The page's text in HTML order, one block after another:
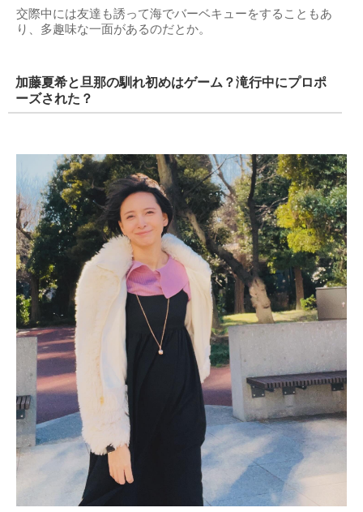
交際中には友達も誘って海でバーベキューをすることもあ
り、多趣味な一面があるのだとか。
加藤夏希と旦那の馴れ初めはゲーム？滝行中にプロポ
ーズされた？